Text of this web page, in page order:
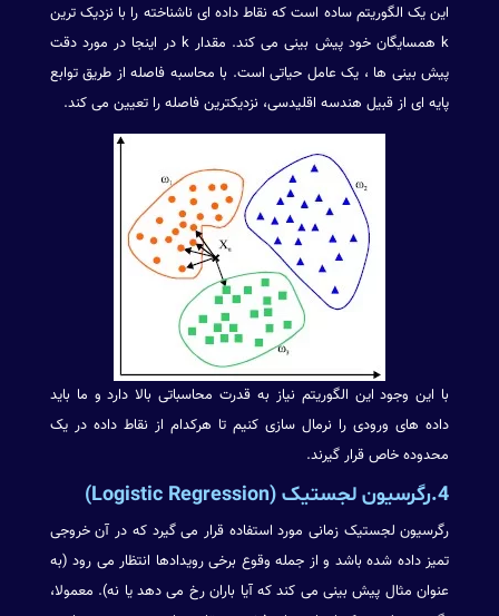
این یک الگوریتم ساده است که نقاط داده ای ناشناخته را با نزدیک ترین
k همسایگان خود پیش بینی می کند. مقدار k در اینجا در مورد دقت
پیش بینی ها ، یک عامل حیاتی است. با محاسبه فاصله از طریق توابع
پایه ای از قبیل هندسه اقلیدسی، نزدیکترین فاصله را تعیین می کند.
با این وجود این الگوریتم نیاز به قدرت محاسباتی بالا دارد و ما باید
داده های ورودی را نرمال سازی کنیم تا هرکدام از نقاط داده در یک
محدوده خاص قرار گیرند.
4.رگرسیون لجستیک (Logistic Regression)
رگرسیون لجستیک زمانی مورد استفاده قرار می گیرد که در آن خروجی
تمیز داده شده باشد و از جمله وقوع برخی رویدادها انتظار می رود (به
عنوان مثال پیش بینی می کند که آیا باران رخ می دهد یا نه). معمولا،